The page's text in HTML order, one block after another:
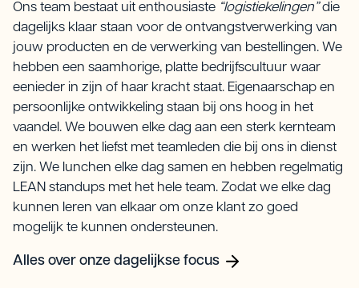
Ons team bestaat uit enthousiaste “logistiekelingen”die
dagelijks klaar staan voor de ontvangstverwerking van
jouw producten en de verwerking van bestellingen. We
hebben een saamhorige, platte bedrijfscultuur waar
eenieder in zijn of haar kracht staat. Eigenaarschap en
persoonlijke ontwikkeling staan bij ons hoog in het
vaandel. We bouwen elke dag aan een sterk kernteam
en werken het liefst met teamleden die bij ons in dienst
zijn. We lunchen elke dag samen en hebben regelmatig
LEAN standups met het hele team. Zodat we elke dag
kunnen leren van elkaar om onze klant zo goed
mogelijk te kunnen ondersteunen.
Alles over onze dagelijkse focus